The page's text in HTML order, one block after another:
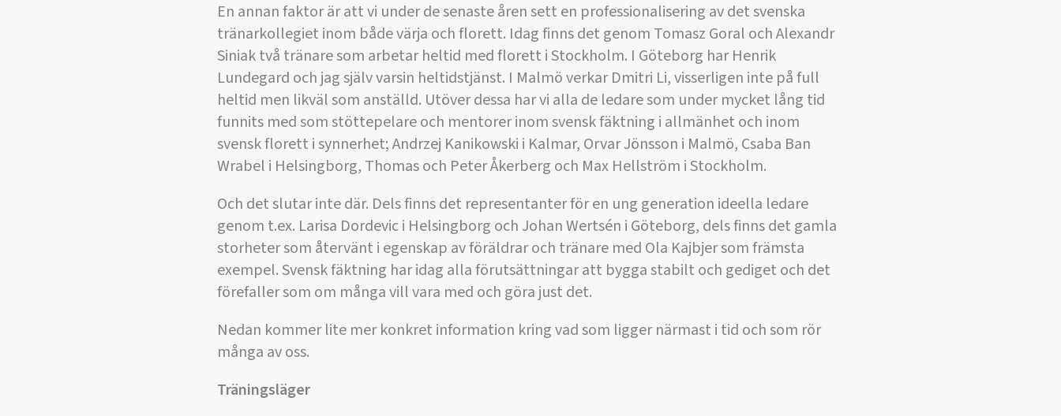
En annan faktor är att vi under de senaste åren sett en professionalisering av det svenska
tränarkollegiet inom både värja och florett. Idag finns det genom Tomasz Goral och Alexandr
Siniak två tränare som arbetar heltid med florett i Stockholm. I Göteborg har Henrik
Lundegard och jag själv varsin heltidstjänst. I Malmö verkar Dmitri Li, visserligen inte på full
heltid men likväl som anställd. Utöver dessa har vi alla de ledare som under mycket lång tid
funnits med som stöttepelare och mentorer inom svensk fäktning i allmänhet och inom
svensk florett i synnerhet; Andrzej Kanikowski i Kalmar, Orvar Jönsson i Malmö, Csaba Ban
Wrabel i Helsingborg, Thomas och Peter Åkerberg och Max Hellström i Stockholm.
Och det slutar inte där. Dels finns det representanter för en ung generation ideella ledare
genom t.ex. Larisa Dordevic i Helsingborg och Johan Wertsén i Göteborg, dels finns det gamla
storheter som återvänt i egenskap av föräldrar och tränare med Ola Kajbjer som främsta
exempel. Svensk fäktning har idag alla förutsättningar att bygga stabilt och gediget och det
förefaller som om många vill vara med och göra just det.
Nedan kommer lite mer konkret information kring vad som ligger närmast i tid och som rör
många av oss.
Träningsläger